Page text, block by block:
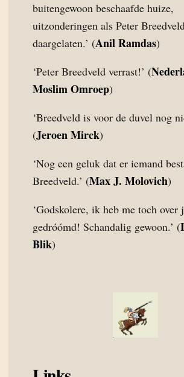
buitengewoon beschaafde huize,
uitzonderingen als Peter
daargelaten.’ (Anil Ramdas)
‘Peter Breedveld verrast!’ (
Moslim Omroep)
‘Breedveld is voor de duvel nog
(Jeroen Mirck)
‘Nog een geluk dat er iemand
Breedveld.’ (Max J. Molovich)
‘Godskolere, ik heb me toch over
gedróómd! Schandalig gewoon.’ (
Blik)